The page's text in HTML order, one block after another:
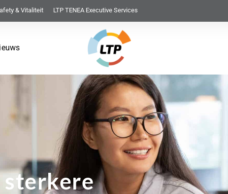
& Vitaliteit LTP TENEA Executive Services